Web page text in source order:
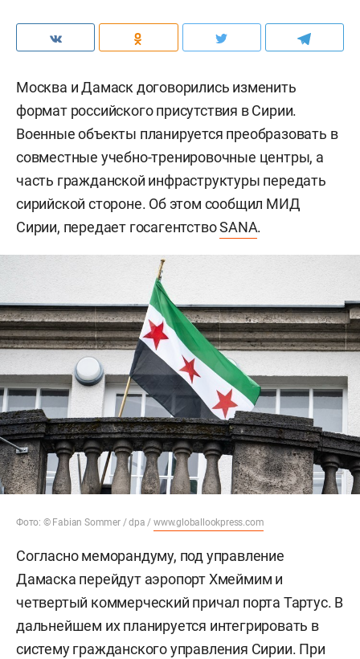
Москва и Дамаск договорились изменить
формат российского присутствия в Сирии.
Военные объекты планируется преобразовать в
совместные учебно-тренировочные центры, а
часть гражданской инфраструктуры передать
сирийской стороне. Об этом сообщил МИД
Сирии, передает госагентствоSANA.
Фото: © Fabian Sommer / dpa /www.globallookpress.com
Согласно меморандуму, под управление
Дамаска перейдут аэропорт Хмеймим и
четвертый коммерческий причал порта Тартус. В
дальнейшем их планируется интегрировать в
систему гражданского управления Сирии. При